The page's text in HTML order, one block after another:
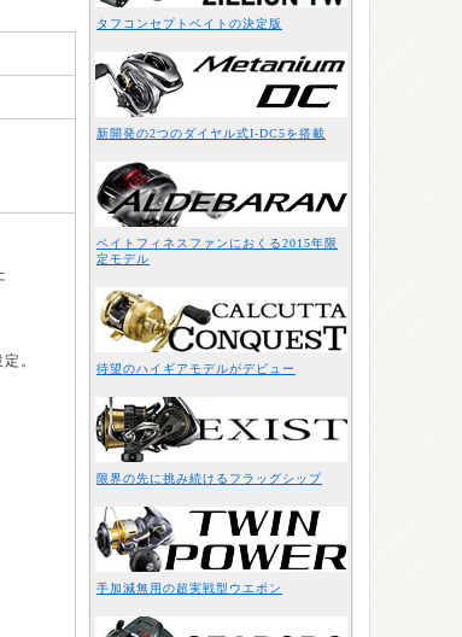
。
タフコンセプトベイトの決定版
新開発の2つのダイヤル式I-DC5を搭載
ベイトフィネスファンにおくる2015年限
定モデル
待望のハイギアモデルがデビュー
限界の先に挑み続けるフラッグシップ
手加減無用の超実戦型ウエポン